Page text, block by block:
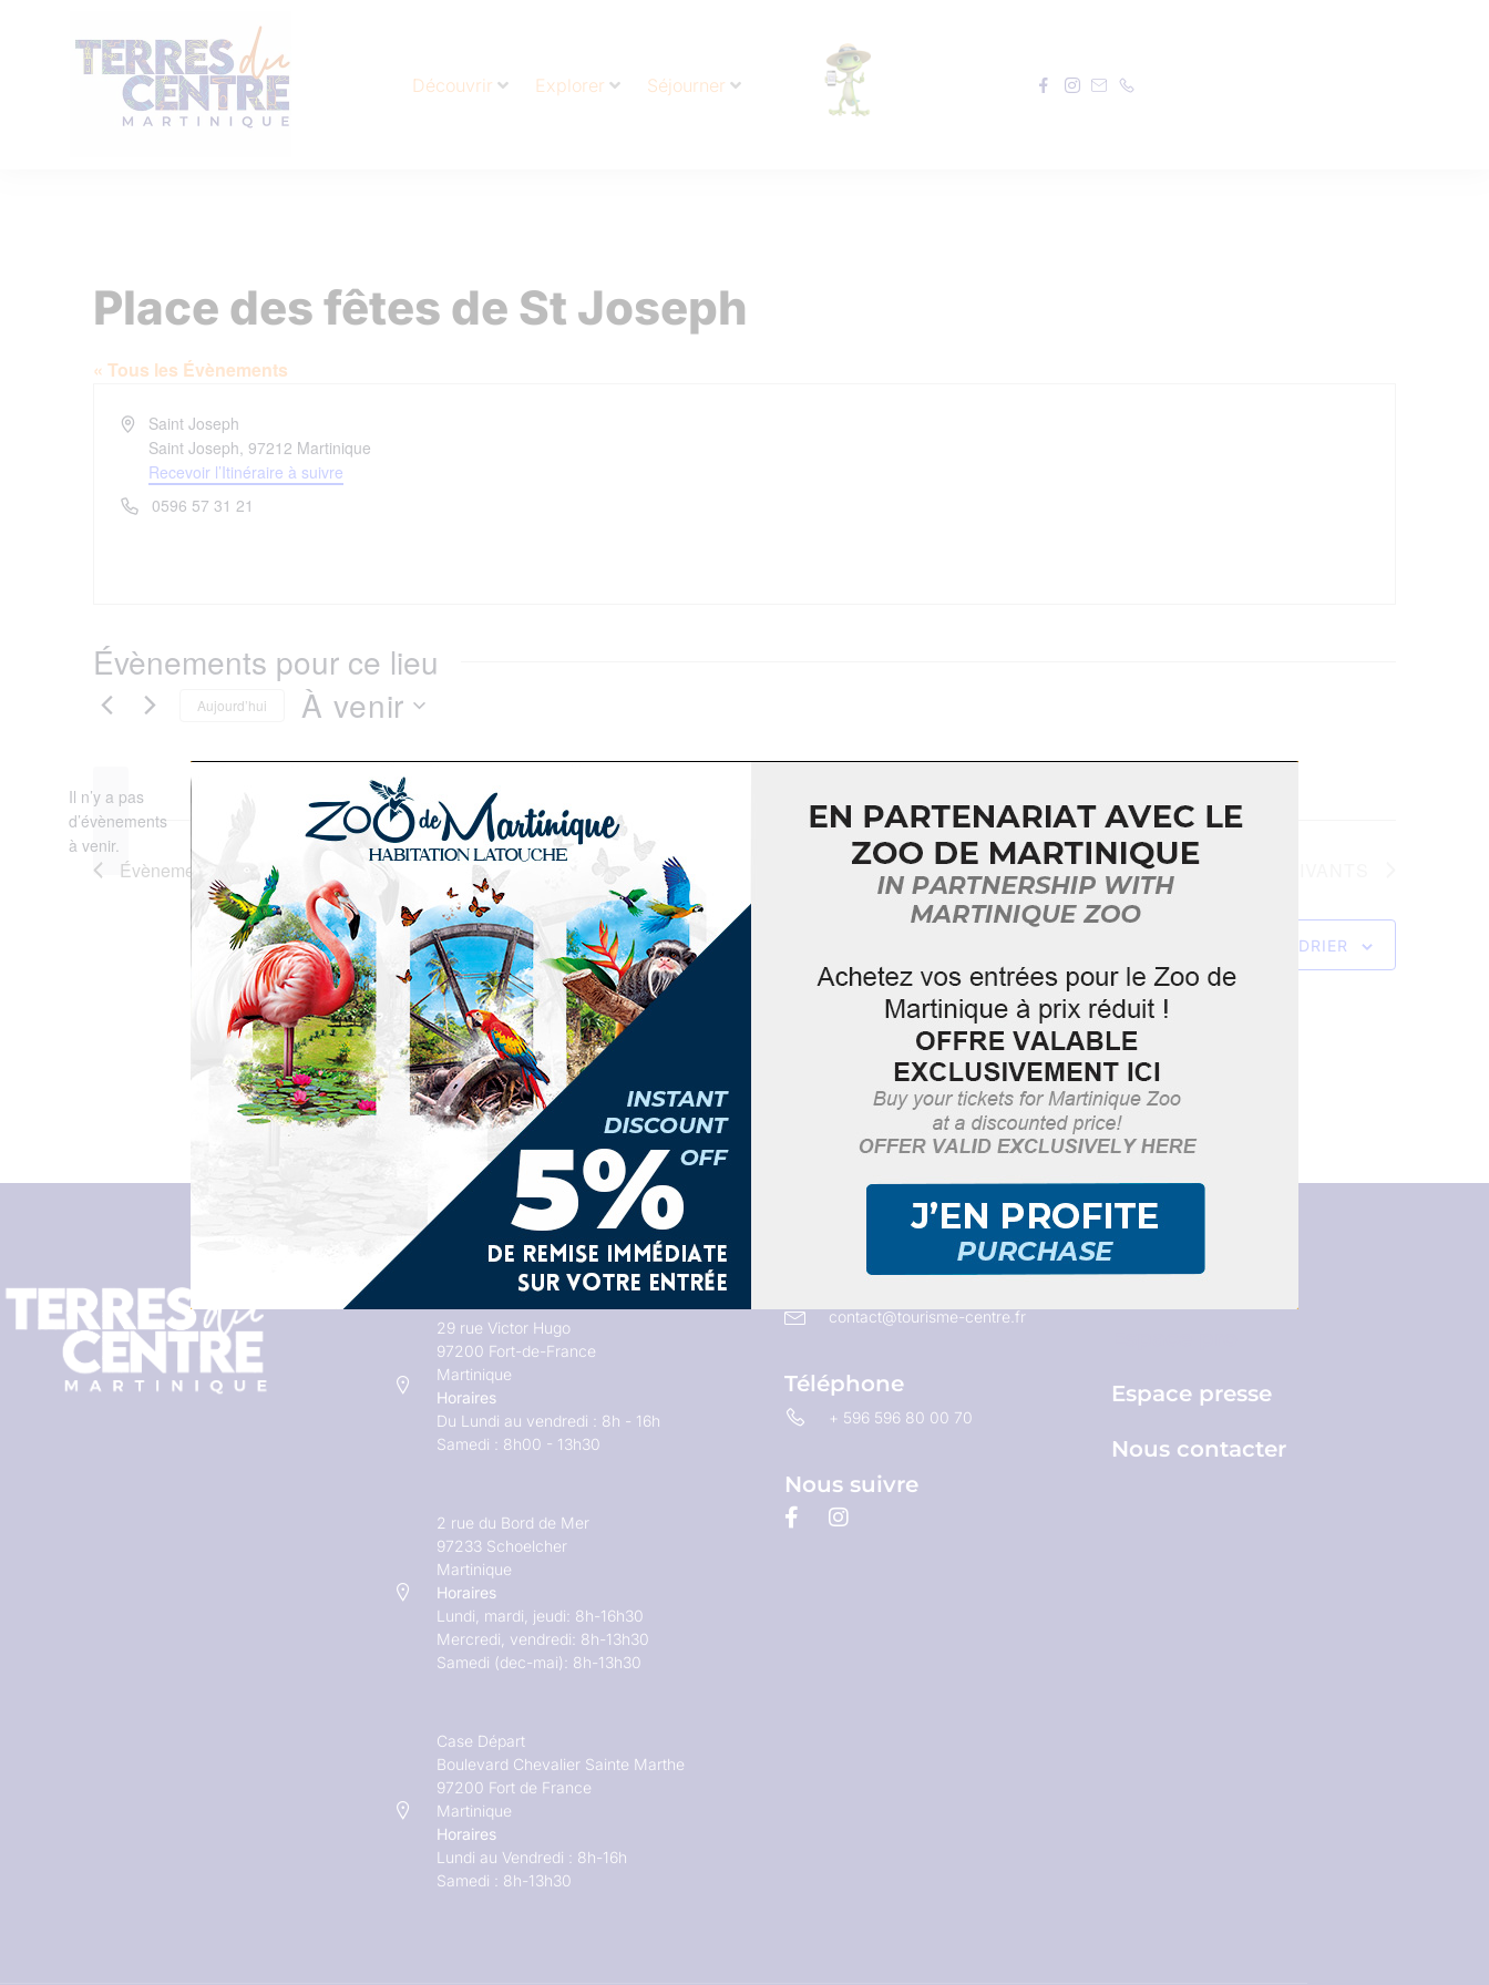
Découvrir Explorer Séjourner
Place des fêtes de St Joseph
« Tous les Évènements
AdresseSaint Joseph
Saint Joseph, 97212 Martinique
Recevoir l’Itinéraire à suivre
Téléphone
0596 57 31 21
Évènements pour ce lieu
Notice
Il n’y a pas
d’évènements
à venir.
Aujourd’hui À venir
une
Évènements précédents ÉVÈNEMENTS
S’ABONNER AU CALENDRIER
29 rue Victor Hugo
97200 Fort-de-France
Martinique
Horaires
Du Lundi au vendredi : 8h - 16h
Samedi : 8h00 - 13h30
2 rue du Bord de Mer
97233 Schoelcher
Martinique
Horaires
Lundi, mardi, jeudi: 8h-16h30
Mercredi, vendredi: 8h-13h30
Samedi (dec-mai): 8h-13h30
Case Départ
Boulevard Chevalier Sainte Marthe
97200 Fort de France
Martinique
Horaires
Lundi au Vendredi : 8h-16h
Samedi : 8h-13h30
contact@tourisme-centre.fr
Téléphone
+ 596 596 80 00 70
Nous suivre
Brochures
Espace presse
Nous contacter